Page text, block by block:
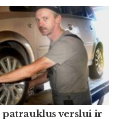
verslui ir